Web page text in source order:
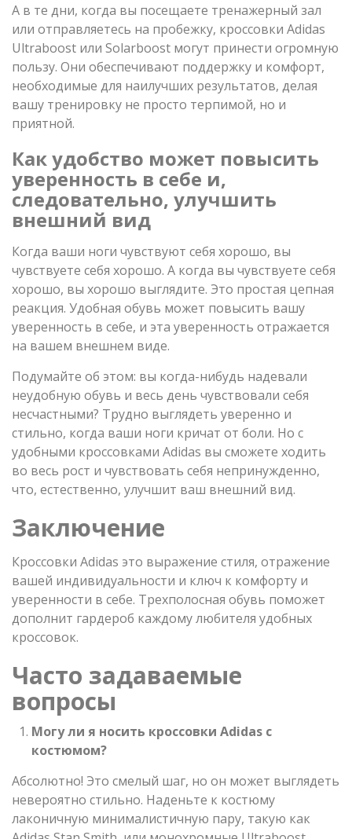
А в те дни, когда вы посещаете тренажерный зал
или отправляетесь на пробежку, кроссовки Adidas
Ultraboost или Solarboost могут принести огромную
пользу. Они обеспечивают поддержку и комфорт,
необходимые для наилучших результатов, делая
вашу тренировку не просто терпимой, но и
приятной.
Как удобство может повысить
уверенность в себе и,
следовательно, улучшить
внешний вид
Когда ваши ноги чувствуют себя хорошо, вы
чувствуете себя хорошо. А когда вы чувствуете себя
хорошо, вы хорошо выглядите. Это простая цепная
реакция. Удобная обувь может повысить вашу
уверенность в себе, и эта уверенность отражается
на вашем внешнем виде.
Подумайте об этом: вы когда-нибудь надевали
неудобную обувь и весь день чувствовали себя
несчастными? Трудно выглядеть уверенно и
стильно, когда ваши ноги кричат от боли. Но с
удобными кроссовками Adidas вы сможете ходить
во весь рост и чувствовать себя непринужденно,
что, естественно, улучшит ваш внешний вид.
Заключение
Кроссовки Adidas это выражение стиля, отражение
вашей индивидуальности и ключ к комфорту и
уверенности в себе. Трехполосная обувь поможет
дополнит гардероб каждому любителя удобных
кроссовок.
Часто задаваемые
вопросы
Могу ли я носить кроссовки Adidas с
костюмом?
Абсолютно! Это смелый шаг, но он может выглядеть
невероятно стильно. Наденьте к костюму
лаконичную минималистичную пару, такую как